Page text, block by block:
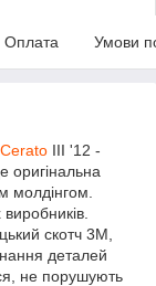
Оплата Умови
III '12 -
оригінальна
молдінгом.
скотч 3М
деталей
не порушують